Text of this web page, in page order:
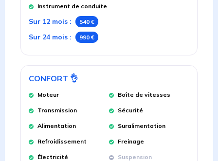
Instrument de conduite
Sur 12 mois : 540 €
Sur 24 mois : 990 €
CONFORT 👌
Moteur Boîte de vitesses
Transmission Sécurité
Alimentation Suralimentation
Refroidissement Freinage
Électricité Suspension